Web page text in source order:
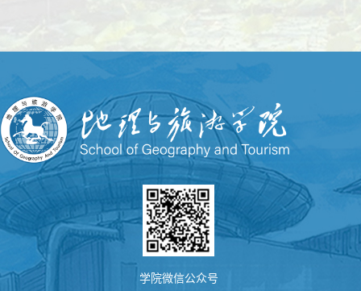
学院微信公众号